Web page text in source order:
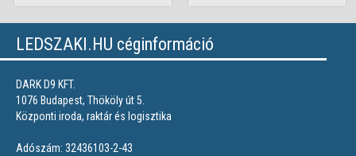
LEDSZAKI.HU céginformáció
DARK D9 KFT.
1076 Budapest, Thököly út 5.
Központi iroda, raktár és logisztika
Adószám: 32436103-2-43